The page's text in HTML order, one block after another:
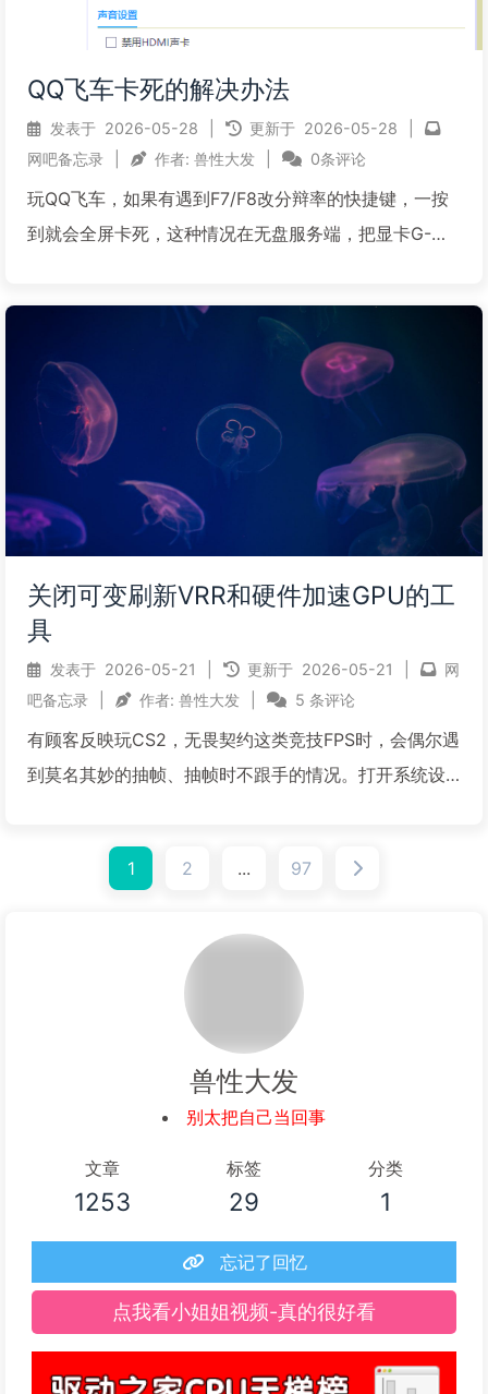
QQ飞车卡死的解决办法
发表于 2026-05-28 更新于 2026-05-28
网吧备忘录
作者: 兽性大发 0条评论
玩QQ飞车，如果有遇到F7/F8改分辩率的快捷键，一按
到就会全屏卡死，这种情况在无盘服务端，把显卡G-
易无响应卡死的话，可以修改刷新率为60HZ看看
关闭可变刷新VRR和硬件加速GPU的工
具
发表于 2026-05-21 更新于 2026-05-21
网
吧备忘录
作者: 兽性大发 5 条评论
有顾客反映玩CS2，无畏契约这类竞技FPS时，会偶尔遇
到莫名其妙的抽帧、抽帧时不跟手的情况。打开系统设
SYNC，测试关闭硬件加速GPU和G-SYNC即可解决。
硬件加速GPU计划全称是Hardware-a...
1 2 ... 97
兽性大发
别太把自己当回事
文章
1253
标签
29
分类
1
忘记了回忆
点我看小姐姐视频-真的很好看